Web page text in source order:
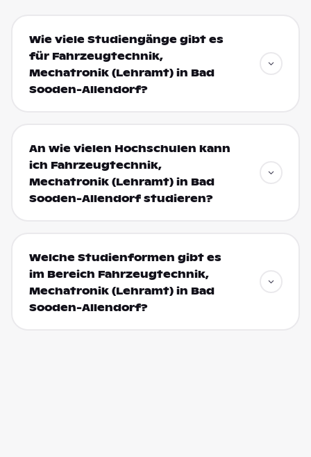
Wie viele Studiengänge gibt es
für Fahrzeugtechnik,
Mechatronik (Lehramt) in Bad
Sooden-Allendorf?
An wie vielen Hochschulen kann
ich Fahrzeugtechnik,
Mechatronik (Lehramt) in Bad
Sooden-Allendorf studieren?
Welche Studienformen gibt es
im Bereich Fahrzeugtechnik,
Mechatronik (Lehramt) in Bad
Sooden-Allendorf?